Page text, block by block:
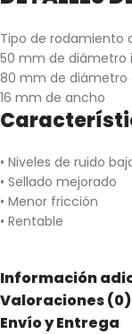
Tipo de rodamiento
50 mm de diámetro
80 mm de diámetro
16 mm de ancho
• Niveles de ruido
• Sellado mejorado
• Menor fricción
• Rentable
Información
Valoraciones (0)
Envío y Entrega